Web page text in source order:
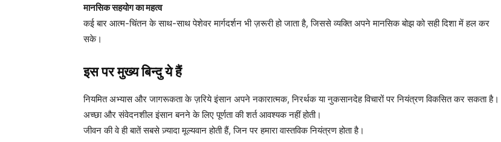
मानसिक सहयोग का महत्व
कई बार आत्म-चिंतन के साथ-साथ पेशेवर मार्गदर्शन भी ज़रूरी हो जाता है, जिससे व्यक्ति अपने मानसिक बोझ को सही दिशा में हल कर
सके।
इस पर मुख्य बिन्दु ये हैं
नियमित अभ्यास और जागरूकता के ज़रिये इंसान अपने नकारात्मक, निरर्थक या नुकसानदेह विचारों पर नियंत्रण विकसित कर सकता है।
अच्छा और संवेदनशील इंसान बनने के लिए पूर्णता की शर्त आवश्यक नहीं होती।
जीवन की वे ही बातें सबसे ज़्यादा मूल्यवान होती हैं, जिन पर हमारा वास्तविक नियंत्रण होता है।